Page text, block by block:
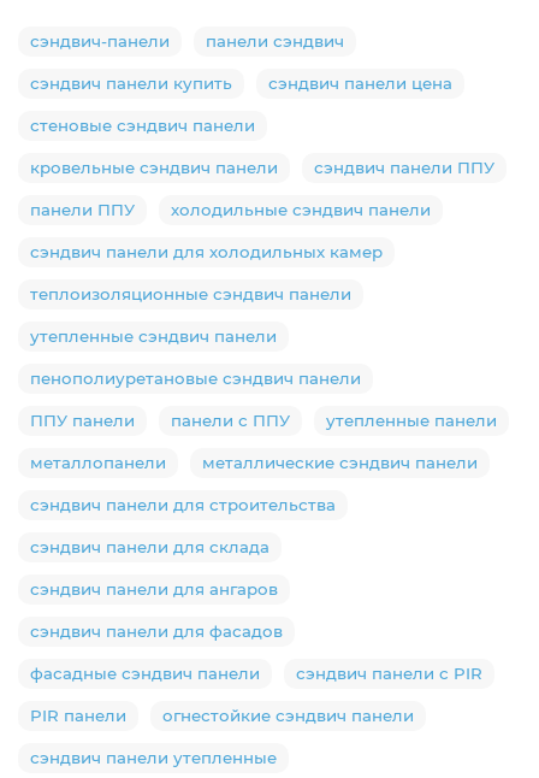
сэндвич-панели панели сэндвич
сэндвич панели купить сэндвич панели цена
стеновые сэндвич панели
кровельные сэндвич панели сэндвич панели ППУ
панели ППУ холодильные сэндвич панели
сэндвич панели для холодильных камер
теплоизоляционные сэндвич панели
утепленные сэндвич панели
пенополиуретановые сэндвич панели
ППУ панели панели с ППУ утепленные панели
металлопанели металлические сэндвич панели
сэндвич панели для строительства
сэндвич панели для склада
сэндвич панели для ангаров
сэндвич панели для фасадов
фасадные сэндвич панели сэндвич панели с PIR
PIR панели огнестойкие сэндвич панели
сэндвич панели утепленные